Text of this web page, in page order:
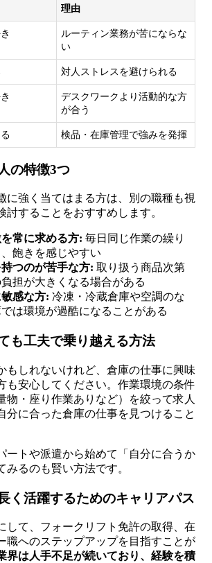
理由
ルーティン業務が苦にならな
い
対人ストレスを避けられる
デスクワークより活動的な方
が合う
検品・在庫管理で強みを発揮
の特徴3つ
に強く当てはまる方は、別の職種も視
討することをおすすめします。
常に求める方: 毎日同じ作業の繰り
飽きを感じやすい
つのが苦手な方: 取り扱う商品次第
担が大きくなる場合がある
感な方: 冷凍・冷蔵倉庫や空調のな
は環境が過酷になることがある
も工夫で乗り越える方法
もしれないけれど、倉庫の仕事に興味
も安心してください。作業環境の条件
物・座り作業ありなど）を絞って求人
分に合った倉庫の仕事を見つけること
ートや派遣から始めて「自分に合うか
みるのも賢い方法です。
く活躍するためのキャリアパス
して、フォークリフト免許の取得、在
職へのステップアップを目指すことが
界は人手不足が続いており、経験を積